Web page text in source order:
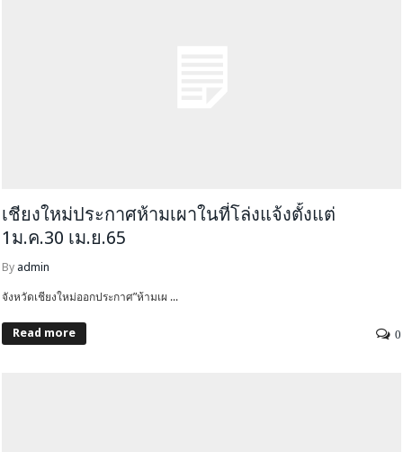
เชียงใหม่ประกาศห้ามเผาในที่โล่งแจ้งตั้งแต่
1ม.ค.30 เม.ย.65
By admin
จังหวัดเชียงใหม่ออกประกาศ”ห้ามเผ ...
Read more 0